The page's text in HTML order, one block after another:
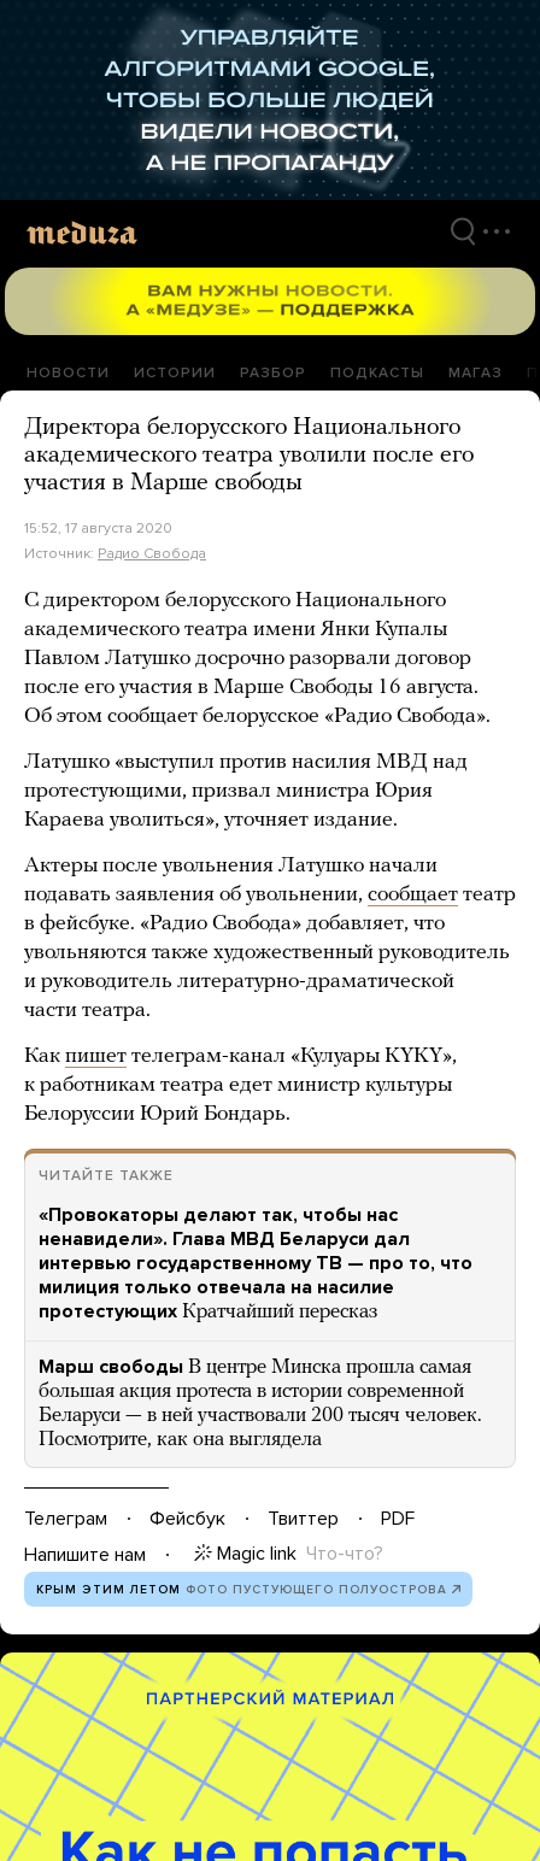
НОВОСТИ ИСТОРИИ РАЗБОР ПОДКАСТЫ МАГАЗ
Директора белорусского Национального
академического театра уволили после его
участия в Марше свободы
15:52, 17 августа 2020
Источник: Радио Свобода
С директором белорусского Национального
академического театра имени Янки Купалы
Павлом Латушко досрочно разорвали договор
после его участия в Марше Свободы 16 августа.
Об этом сообщает белорусское «Радио Свобода».
Латушко «выступил против насилия МВД над
протестующими, призвал министра Юрия
Караева уволиться», уточняет издание.
Актеры после увольнения Латушко начали
подавать заявления об увольнении, сообщает театр
в фейсбуке. «Радио Свобода» добавляет, что
увольняются также художественный руководитель
и руководитель литературно-драматической
части театра.
Как пишет телеграм-канал «Кулуары KYKY»,
к работникам театра едет министр культуры
Белоруссии Юрий Бондарь.
ЧИТАЙТЕ ТАКЖЕ
«Провокаторы делают так, чтобы нас
ненавидели». Глава МВД Беларуси дал
интервью государственному ТВ — про то, что
милиция только отвечала на насилие
протестующих Кратчайший пересказ
Марш свободы В центре Минска прошла самая
большая акция протеста в истории современной
Беларуси — в ней участвовали 200 тысяч человек.
Посмотрите, как она выглядела
Телеграм Фейсбук Твиттер
PDF
Напишите нам
Magic link Что-что?
КРЫМ ЭТИМ ЛЕТОМ ФОТО ПУСТУЮЩЕГО ПОЛУОСТРОВА